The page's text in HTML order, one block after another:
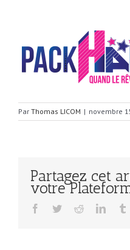
Par Thomas LICOM | novembre
Partagez cet
votre
Facebook
TwitterReddit